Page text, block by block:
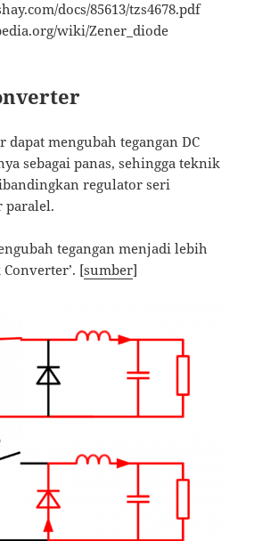
docs/85613/tzs4678.pdf
wiki/Zener_diode
dapat mengubah tegangan DC
sebagai panas, sehingga teknik
regulator seri
paralel.
tegangan menjadi lebih
[sumber]